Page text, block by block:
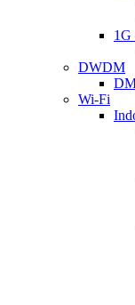
DWDM
Wi-Fi